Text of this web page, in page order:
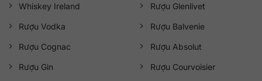
Whiskey Ireland
Rượu Vodka
Rượu Cognac
Rượu Gin
Rượu Glenlivet
Rượu Balvenie
Rượu Absolut
Rượu Courvoisier